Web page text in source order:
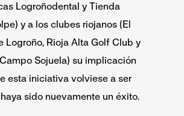
Logroñodental y Tienda
y a los clubes riojanos (El
Logroño, Rioja Alta Golf Club y
Sojuela) su implicación
esta iniciativa volviese a ser
sido nuevamente un éxito.